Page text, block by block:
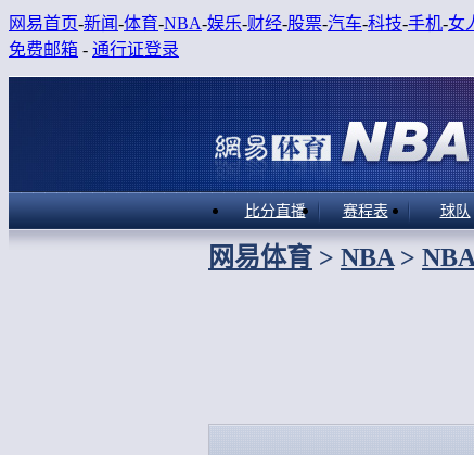
网易首页-新闻-体育-NBA-娱乐-财经-股票-汽车-科技-手机-女
免费邮箱 - 通行证登录
比分直播 赛程表 球队
网易体育 > NBA >